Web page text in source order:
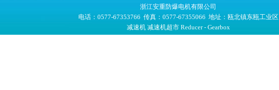
浙江安重防爆电机有限公司
电话：0577-67353766 传真：0577-67355066 地址：瓯北镇东瓯工业区
减速机 减速机超市 Reducer - Gearbox